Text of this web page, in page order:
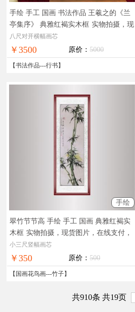
手绘 手工 国画 书法作品 王羲之的《兰
亭集序》 典雅红褐实木框 实物拍摄，现
货图片，在线支付，全国免邮
八尺对开横幅画芯
￥3500 原价： 5000
【书法作品---行书】
手绘
翠竹节节高 手绘 手工 国画 典雅红褐实
木框 实物拍摄，现货图片，在线支付，
全国免邮
小三尺竖幅画芯
￥350 原价： 500
【 国画花鸟画---竹子】
共910条 共19页